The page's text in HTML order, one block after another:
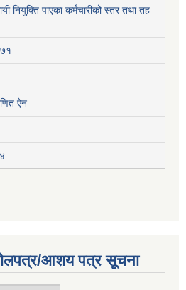
नियुक्ति पाएका कर्मचारीको स्तर तथा तह
ऐन
आशय पत्र सूचना